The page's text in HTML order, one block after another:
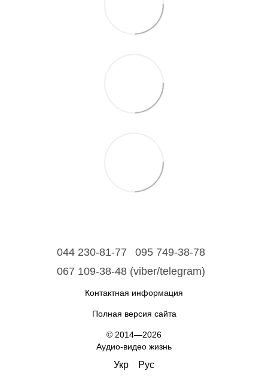
044 230-81-77
095 749-38-78
067 109-38-48 (viber/telegram)
Контактная информация
Полная версия сайта
© 2014—2026
Аудио-видео жизнь
Укр Рус